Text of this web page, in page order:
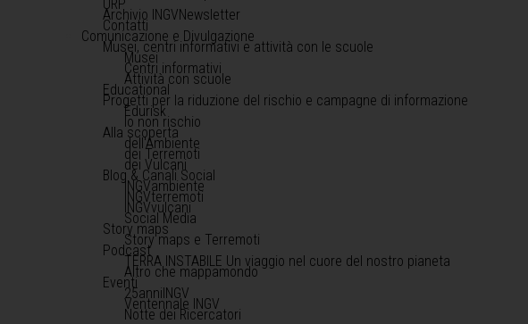
URP
Archivio INGVNewsletter
Contatti
Comunicazione e Divulgazione
Musei, centri informativi e attività con le scuole
Musei
Centri informativi
Attività con scuole
Educational
Progetti per la riduzione del rischio e campagne di informazione
Edurisk
Io non rischio
Alla scoperta
dell'Ambiente
dei Terremoti
dei Vulcani
Blog & Canali Social
INGVambiente
INGVterremoti
INGVvulcani
Social Media
Story maps
Story maps e Terremoti
Podcast
TERRA INSTABILE Un viaggio nel cuore del nostro pianeta
Altro che mappamondo
Eventi
25anniINGV
Ventennale INGV
Notte dei Ricercatori